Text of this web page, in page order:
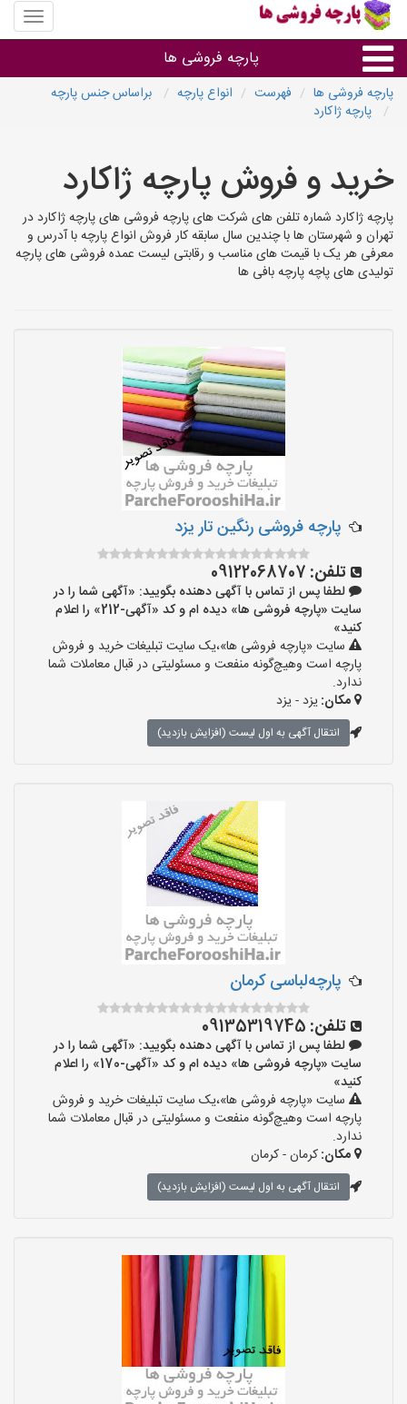
منوی
سایت
فروشی
پارچه فروشی ها
پارچه براساس رنگ طرح و کاربرد
پارچه فروشی های هر شهر
پارچه فروشی ها فهرست انواع پارچه
براساس جنس پارچه
پارچه ژاکارد
خرید و فروش پارچه ژاکارد
پارچه ژاکارد شماره تلفن های شرکت های پارچه فروشی های پارچه ژاکارد در
تهران و شهرستان ها با چندین سال سابقه کار فروش انواع پارچه با آدرس و
معرفی هر یک با قیمت های مناسب و رقابتی لیست عمده فروشی های پارچه
تولیدی های پاچه پارچه بافی ها
پارچه فروشی رنگین تار یزد
تلفن: 09122068707
لطفا پس از تماس با آگهی دهنده بگویید: «آگهی شما را در
سایت «پارچه فروشی ها» دیده ام و کد «آگهی-212» را اعلام
کنید»
سایت «پارچه فروشی ها»،یک سایت تبلیغات خرید و فروش
پارچه است وهیچ‌گونه منفعت و مسئولیتی در قبال معاملات شما
ندارد.
مکان:یزد - یزد
انتقال آگهی به اول لیست (افزایش بازدید)
پارچه‌لباسی کرمان
تلفن: 09135319745
لطفا پس از تماس با آگهی دهنده بگویید: «آگهی شما را در
سایت «پارچه فروشی ها» دیده ام و کد «آگهی-170» را اعلام
کنید»
سایت «پارچه فروشی ها»،یک سایت تبلیغات خرید و فروش
پارچه است وهیچ‌گونه منفعت و مسئولیتی در قبال معاملات شما
ندارد.
مکان:کرمان - کرمان
انتقال آگهی به اول لیست (افزایش بازدید)